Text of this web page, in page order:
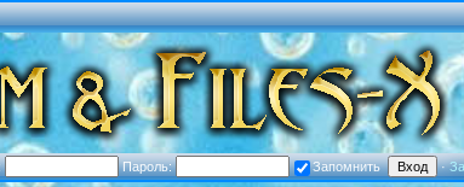
Пароль: Запомнить ·